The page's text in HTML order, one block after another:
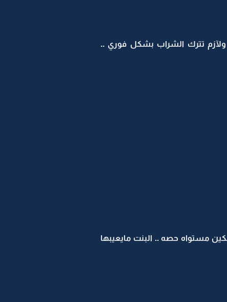
ولآزم تترك الشراب بشكل فوري ..
مستواه حصه .. البنت مايعيبها